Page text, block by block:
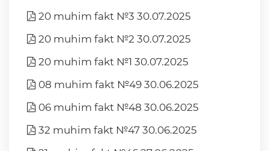
20 muhim fakt №3 30.07.2025
20 muhim fakt №2 30.07.2025
20 muhim fakt №1 30.07.2025
08 muhim fakt №49 30.06.2025
06 muhim fakt №48 30.06.2025
32 muhim fakt №47 30.06.2025